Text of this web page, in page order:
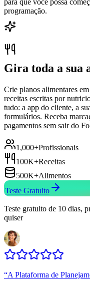
programação.
Gira toda a sua
Crie planos alimentares
receitas escritas por
tudo: a app do cliente, a
formulários. Receba
pagamentos sem sair do
1,000+Profissionais
100K+Receitas
500K+Alimentos
Teste Gratuito
Teste gratuito de 10 dias,
quiser
“A Plataforma de